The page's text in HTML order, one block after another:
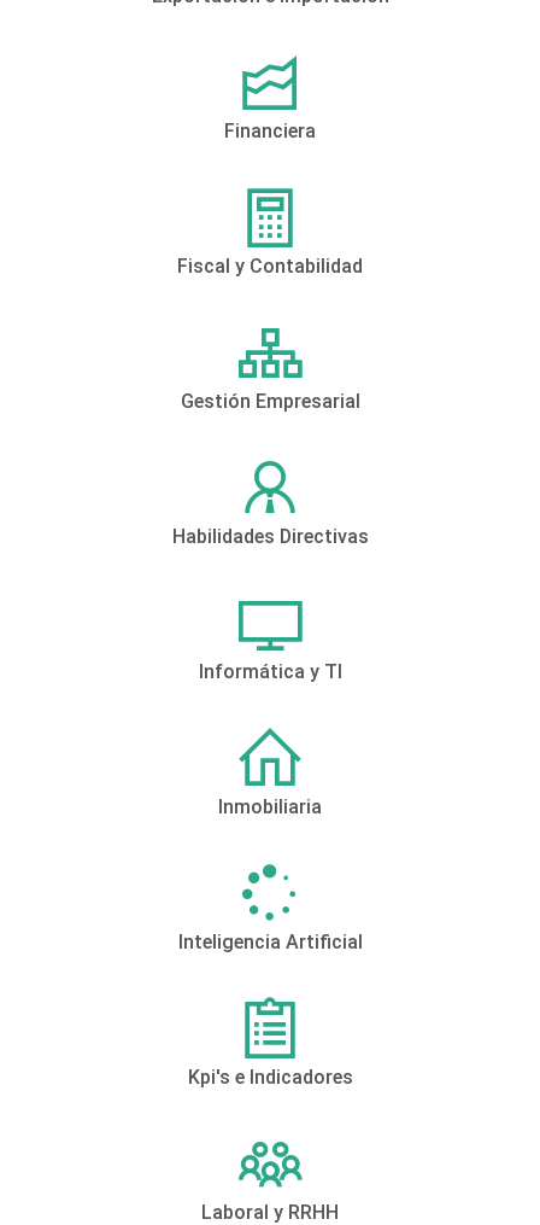
Financiera
Fiscal y Contabilidad
Gestión Empresarial
Habilidades Directivas
Informática y TI
Inmobiliaria
Inteligencia Artificial
Kpi's e Indicadores
Laboral y RRHH